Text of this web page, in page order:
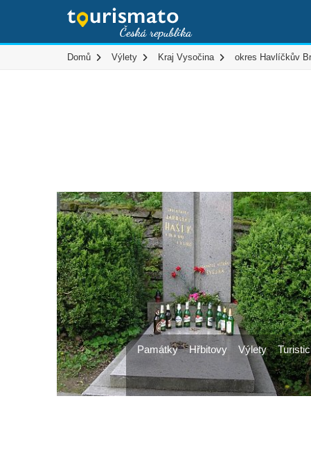
Domů Výlety Kraj Vysočina okres Havlíčkův
Památky Hřbitovy Výlety